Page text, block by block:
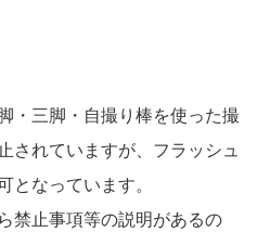
・三脚・自撮り棒を使った撮
されていますが、フラッシュ
となっています。
禁止事項等の説明があるの